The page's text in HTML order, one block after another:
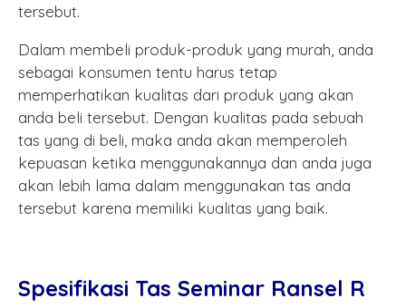
tersebut.
Dalam membeli produk-produk yang murah, anda
sebagai konsumen tentu harus tetap
memperhatikan kualitas dari produk yang akan
anda beli tersebut. Dengan kualitas pada sebuah
tas yang di beli, maka anda akan memperoleh
kepuasan ketika menggunakannya dan anda juga
akan lebih lama dalam menggunakan tas anda
tersebut karena memiliki kualitas yang baik.
Spesifikasi Tas Seminar Ransel R